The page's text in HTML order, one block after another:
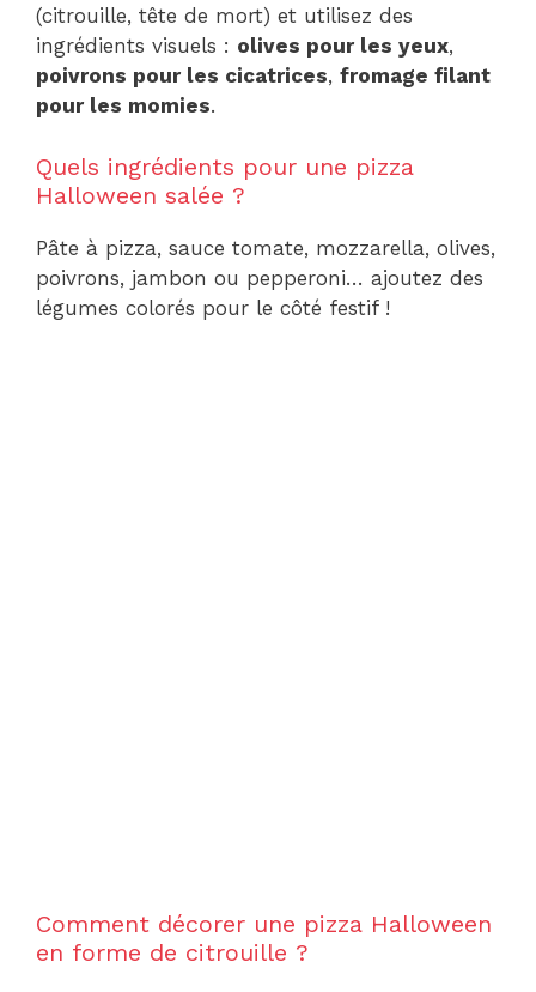
(citrouille, tête de mort) et utilisez des
ingrédients visuels : olives pour les yeux,
poivrons pour les cicatrices, fromage filant
pour les momies.
Quels ingrédients pour une pizza
Halloween salée ?
Pâte à pizza, sauce tomate, mozzarella, olives,
poivrons, jambon ou pepperoni… ajoutez des
légumes colorés pour le côté festif !
Comment décorer une pizza Halloween
en forme de citrouille ?